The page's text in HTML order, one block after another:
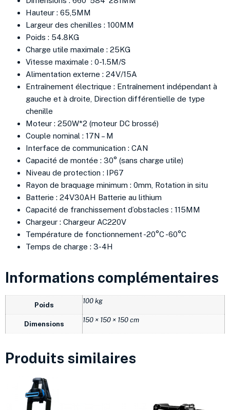
Hauteur : 65,5MM
Largeur des chenilles : 100MM
Poids : 54.8KG
Charge utile maximale : 25KG
Vitesse maximale : 0-1.5M/S
Alimentation externe : 24V/15A
Entraînement électrique : Entraînement indépendant à
gauche et à droite, Direction différentielle de type
chenille
Moteur : 250W*2 (moteur DC brossé)
Couple nominal : 17N – M
Interface de communication : CAN
Capacité de montée : 30° (sans charge utile)
Niveau de protection : IP67
Rayon de braquage minimum : 0mm, Rotation in situ
Batterie : 24V30AH Batterie au lithium
Capacité de franchissement d’obstacles : 115MM
Chargeur : Chargeur AC220V
Température de fonctionnement -20°C -60°C
Temps de charge : 3-4H
Informations complémentaires
Poids 100 kg
Dimensions 150 × 150 × 150 cm
Produits similaires